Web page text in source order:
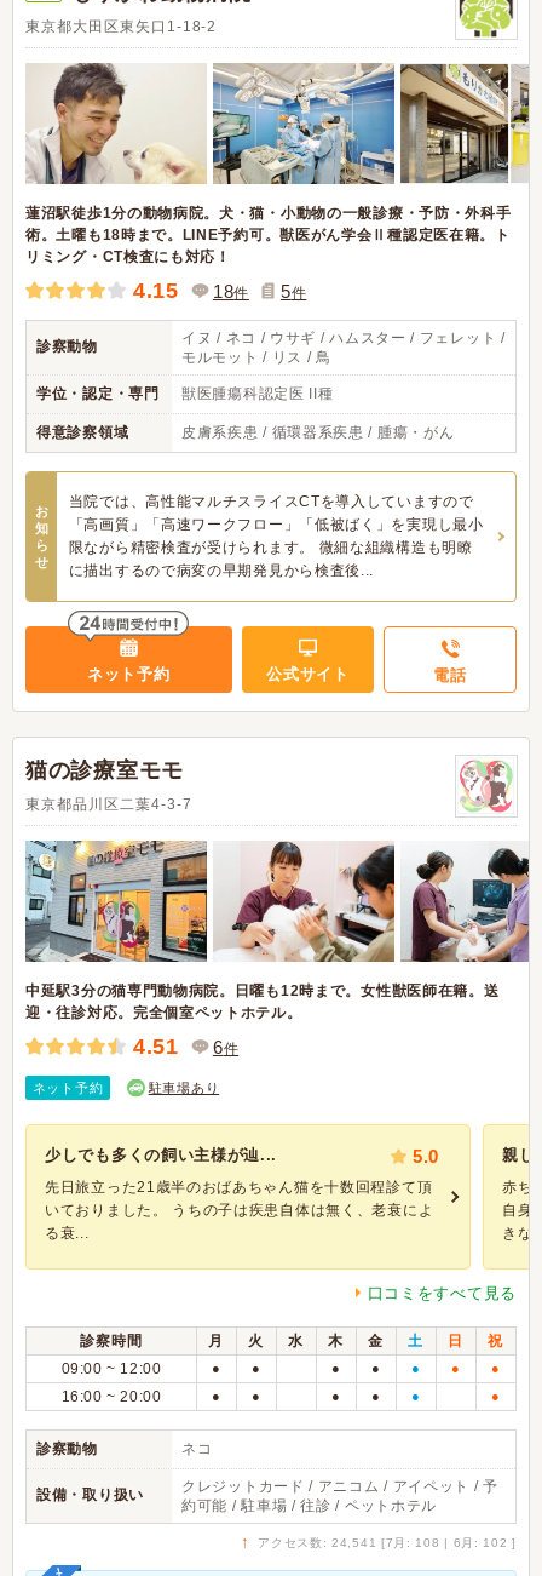
東京都大田区東矢口1-18-2
蓮沼駅徒歩1分の動物病院。犬・猫・小動物の一般診療・予防・外科手
術。土曜も18時まで。LINE予約可。獣医がん学会Ⅱ種認定医在籍。ト
リミング・CT検査にも対応！
4.15 18件 5件
診察動物
イヌ / ネコ / ウサギ / ハムスター / フェレット /
モルモット / リス / 鳥
学位・認定・専門 獣医腫瘍科認定医 II種
得意診察領域 皮膚系疾患 / 循環器系疾患 / 腫瘍・がん
お
知
ら
せ
当院では、高性能マルチスライスCTを導入していますので
「高画質」「高速ワークフロー」「低被ばく」を実現し最小
限ながら精密検査が受けられます。 微細な組織構造も明瞭
に描出するので病変の早期発見から検査後...
ネット予約 公式サイト 電話
猫の診療室モモ
東京都品川区二葉4-3-7
中延駅3分の猫専門動物病院。日曜も12時まで。女性獣医師在籍。送
迎・往診対応。完全個室ペットホテル。
4.51 6件
ネット予約 駐車場あり
少しでも多くの飼い主様が辿... 5.0
先日旅立った21歳半のおばあちゃん猫を十数回程診て頂
いておりました。 うちの子は疾患自体は無く、老衰によ
る衰...
親し
赤ち
自身
きな
口コミをすべて見る
診察時間 月 火 水 木 金 土 日
祝
09:00 ~ 12:00
● ● ● ● ● ● ●
16:00 ~ 20:00 ● ● ● ● ● ●
診察動物 ネコ
設備・取り扱い
クレジットカード / アニコム / アイペット / 予
約可能 / 駐車場 / 往診 / ペットホテル
↑ アクセス数: 24,541 [7月: 108 | 6月: 102 ]